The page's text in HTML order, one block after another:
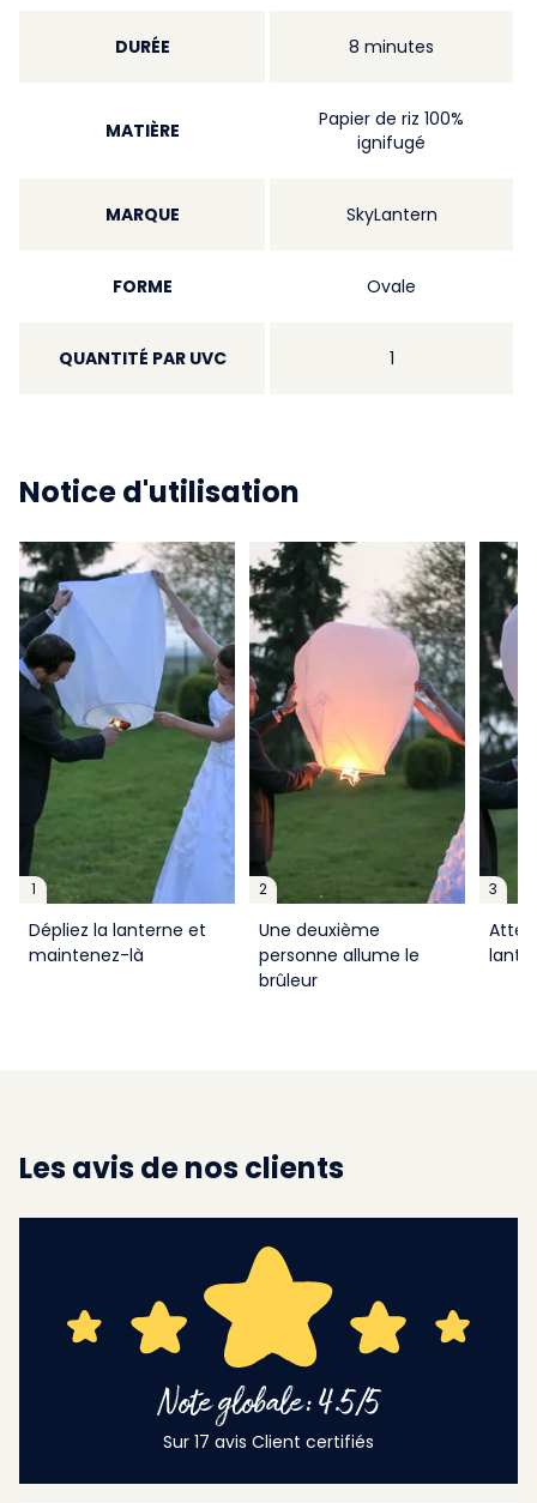
DURÉE 8 minutes
MATIÈRE
Papier de riz 100%
ignifugé
MARQUE SkyLantern
FORME Ovale
QUANTITÉ PAR UVC 1
Notice d'utilisation
1
Dépliez la lanterne et
maintenez-là
2
Une deuxième
personne allume le
brûleur
3
Les avis de nos clients
Note globale: 4.5/5
Sur 17 avis Client certifiés